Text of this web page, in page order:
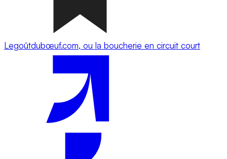
Legoûtdubœuf.com, ou la boucherie en circuit court